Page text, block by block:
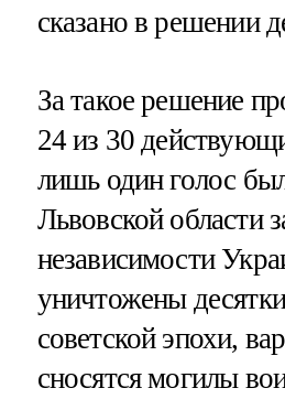
сказано в решении
За такое решение
24 из 30
лишь один голос
Львовской области
независимости
уничтожены
советской эпохи,
сносятся могилы